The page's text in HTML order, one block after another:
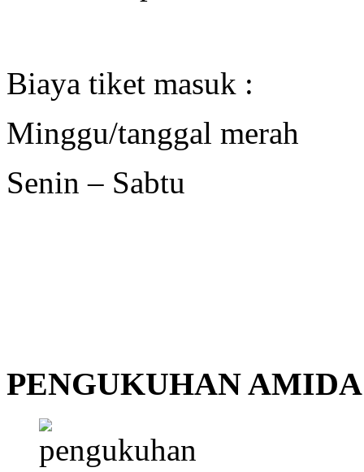
Biaya tiket masuk :
Minggu/tanggal merah :
Senin – Sabtu : Rp
PENGUKUHAN